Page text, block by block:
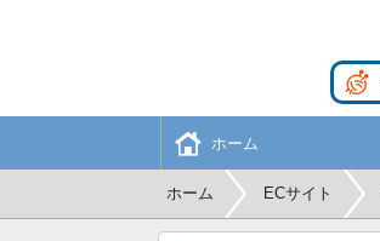
ホーム
ホーム ECサイト